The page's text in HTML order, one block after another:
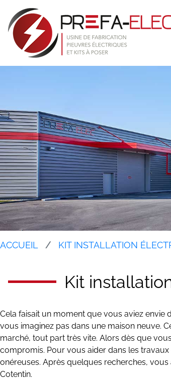
ACCUEIL KIT INSTALLATION
Kit
Cela faisait un moment que vous aviez envie
vous imaginez pas dans une maison neuve.
marché, tout part très vite. Alors dès que
compromis. Pour vous aider dans les
onéreuses. Après quelques recherches,
Cotentin.